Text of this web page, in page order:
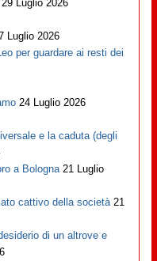
29 Luglio 2026
Luglio 2026
per guardare ai resti dei
24 Luglio 2026
e la caduta (degli
a Bologna 21 Luglio
cattivo della società 21
di un altrove e